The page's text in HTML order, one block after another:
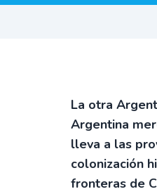
La otra
Argentina
lleva a las
colonización
fronteras de